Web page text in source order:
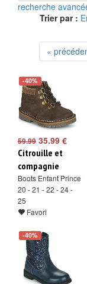
recherche
Trier par :
«
-40%
59.99 35.99 €
Citrouille et
compagnie
Boots Enfant Prince
20 - 21 - 22 - 24 -
25
Favori
-40%